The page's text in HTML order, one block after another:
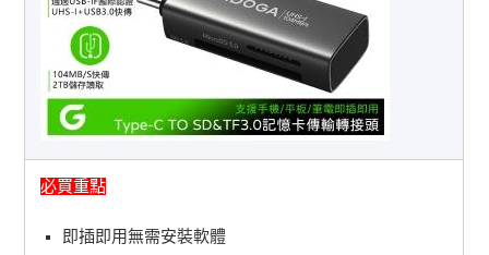
必買重點
即插即用無需安裝軟體